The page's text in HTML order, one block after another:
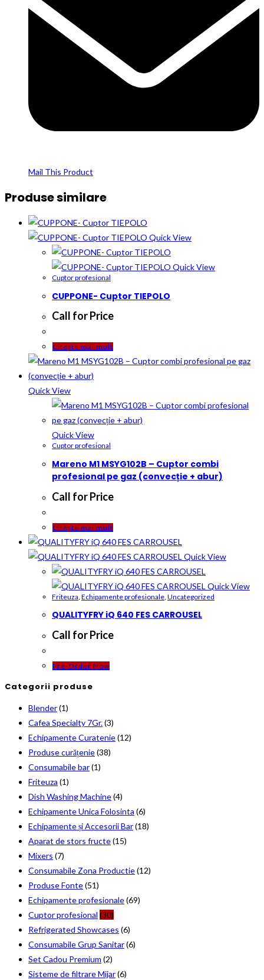
Mail This Product
Produse similare
Quick View
Quick View
Cuptor profesional
CUPPONE- Cuptor TIEPOLO
Call for Price
Citește mai mult
Quick View
Quick View
Cuptor profesional
Mareno M1 MSYG102B – Cuptor combi
profesional pe gaz (convecție + abur)
Call for Price
Citește mai mult
Quick View
Quick View
Friteuza Echipamente profesionale Uncategorized
QUALITYFRY iQ 640 FES CARROUSEL
Call for Price
Pre-Order Now
Categorii produse
Blender(1)
Cafea Specialty 7Gr.(3)
Echipamente Curatenie(12)
Produse curățenie(38)
Consumabile bar(1)
Friteuza (1)
Dish Washing Machine(4)
Echipamente Unica Folosinta (6)
Echipamente și Accesorii Bar(18)
Aparat de stors fructe(15)
Mixers (7)
Consumabile Zona Productie(12)
Produse Fonte(51)
Echipamente profesionale(69)
Cuptor profesional (30)
Refrigerated Showcases (6)
Consumabile Grup Sanitar(6)
Set Cadou Premium (2)
Sisteme de filtrare Mijar(6)